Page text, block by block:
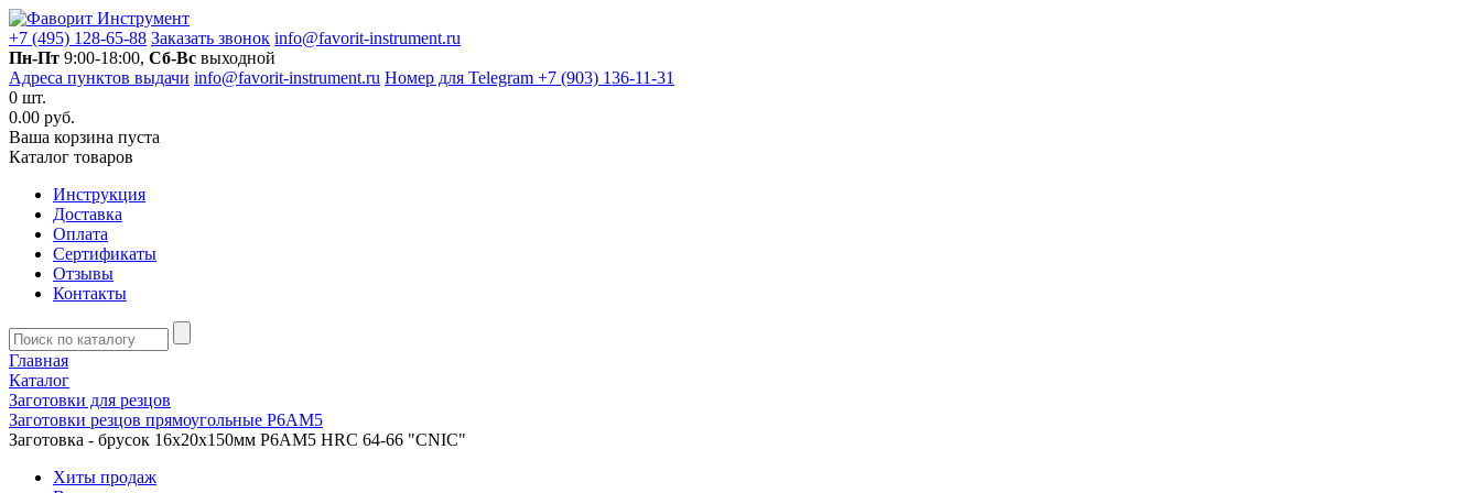
+7 (495) 128-65-88 Заказать звонок info@favorit-instrument.ru
Пн-Пт 9:00-18:00, Сб-Вс выходной
Адреса пунктов выдачи info@favorit-instrument.ru Номер для Telegram +7 (903) 136-11-31
0 шт.
0.00 руб.
Ваша корзина пуста
Каталог товаров
Инструкция
Доставка
Оплата
Сертификаты
Отзывы
Контакты
Главная
Каталог
Заготовки для резцов
Заготовки резцов прямоугольные Р6АМ5
Заготовка - брусок 16х20х150мм Р6АМ5 HRC 64-66 "CNIC"
Хиты продаж